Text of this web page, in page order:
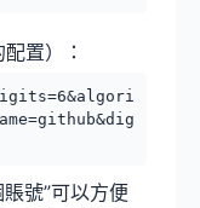
置）：
號”可以方便